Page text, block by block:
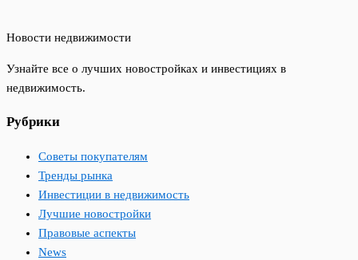
Новости недвижимости
Узнайте все о лучших новостройках и инвестициях в
недвижимость.
Рубрики
Советы покупателям
Тренды рынка
Инвестиции в недвижимость
Лучшие новостройки
Правовые аспекты
News